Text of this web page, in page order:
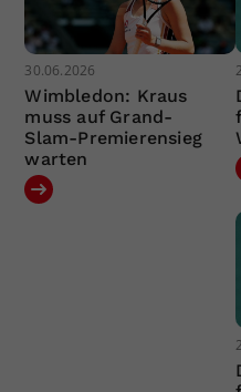
30.06.2026
Wimbledon: Kraus
muss auf Grand-
Slam-Premierensieg
warten